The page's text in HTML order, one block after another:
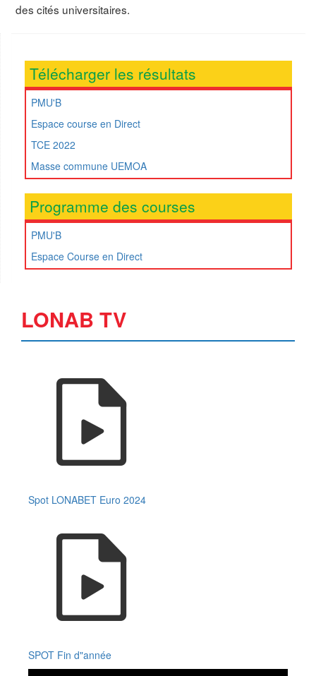
des cités universitaires.
Télécharger les résultats
PMU'B
Espace course en Direct
TCE 2022
Masse commune UEMOA
Programme des courses
PMU'B
Espace Course en Direct
LONAB TV
Spot LONABET Euro 2024
SPOT Fin d"année